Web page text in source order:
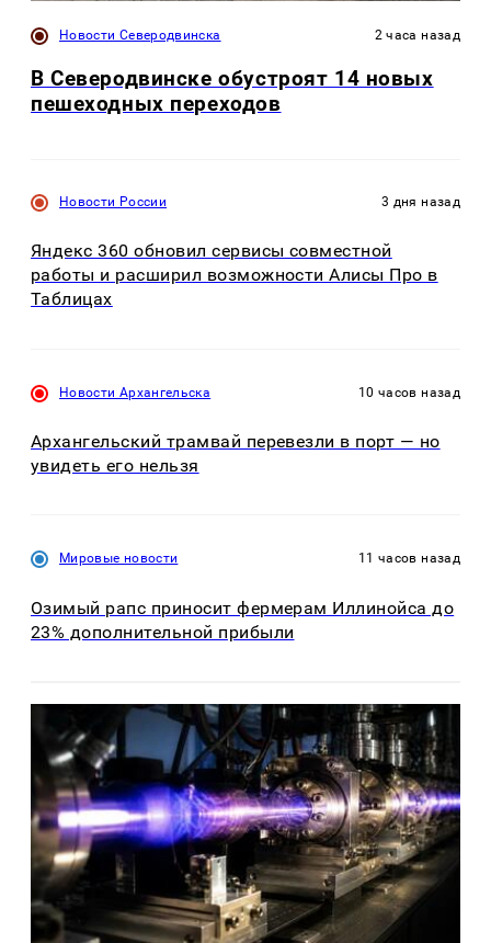
Новости Северодвинска 2 часа назад
В Северодвинске обустроят 14 новых
пешеходных переходов
Новости России 3 дня назад
Яндекс 360 обновил сервисы совместной
работы и расширил возможности Алисы Про в
Таблицах
Новости Архангельска 10 часов назад
Архангельский трамвай перевезли в порт — но
увидеть его нельзя
Мировые новости 11 часов назад
Озимый рапс приносит фермерам Иллинойса до
23% дополнительной прибыли